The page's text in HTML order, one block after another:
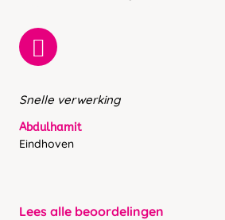
Snelle verwerking
Abdulhamit
Eindhoven
Lees alle beoordelingen